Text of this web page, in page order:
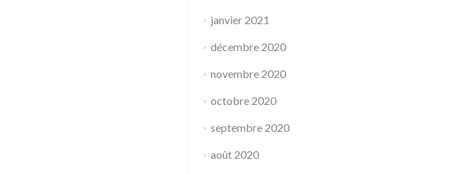
janvier 2021
décembre 2020
novembre 2020
octobre 2020
septembre 2020
août 2020